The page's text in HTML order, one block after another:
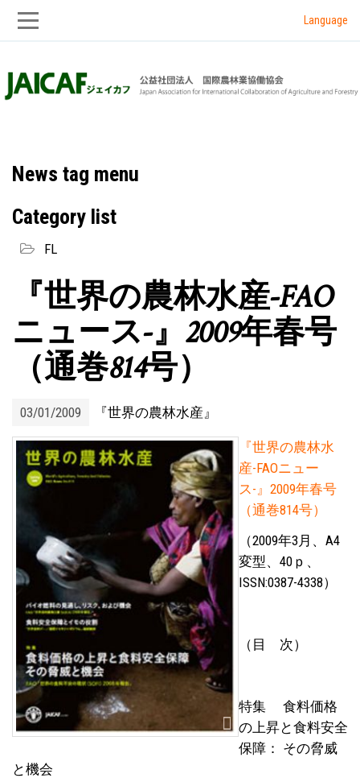
to
to
Language
News tag menu
Category list
FL
『世界の農林水産-FAO
ニュース-』2009年春号
（通巻814号）
03/01/2009 『世界の農林水産』
『世界の農林水
産-FAOニュー
ス-』2009年春号
（通巻814号）
（2009年3月、A4
変型、40ｐ、
ISSN:0387-4338）
（目 次）
特集 食料価格
の上昇と食料安全
保障： その脅威
と機会